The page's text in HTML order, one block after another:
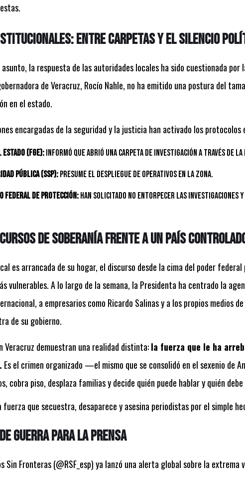
Entre carpetas y el silencio
la respuesta de las autoridades locales ha sido cuestionada
de Veracruz, Rocío Nahle, no ha emitido una postura del
en el estado.
encargadas de la seguridad y la justicia han activado los protocolos
(FGE):Informó que abrió una carpeta de investigación a través de la
Pública (SSP):Presume el despliegue de operativos en la zona.
Federal de Protección:Han solicitado no entorpecer las investigaciones
de soberanía frente a un país
es arrancada de su hogar, el discurso desde la cima del poder
vulnerables. A lo largo de la semana, la Presidenta ha centrado la
a empresarios como Ricardo Salinas y a los propios medios
de su gobierno.
Veracruz demuestran una realidad distinta:la fuerza que le ha
Es el crimen organizado —el mismo que se consolidó en el sexenio de
cobra piso, desplaza familias y decide quién puede hablar y quién
fuerza que secuestra, desaparece y asesina periodistas por el simple
guerra para la prensa
Sin Fronteras (@RSF_esp) ya lanzó una alerta global sobre la